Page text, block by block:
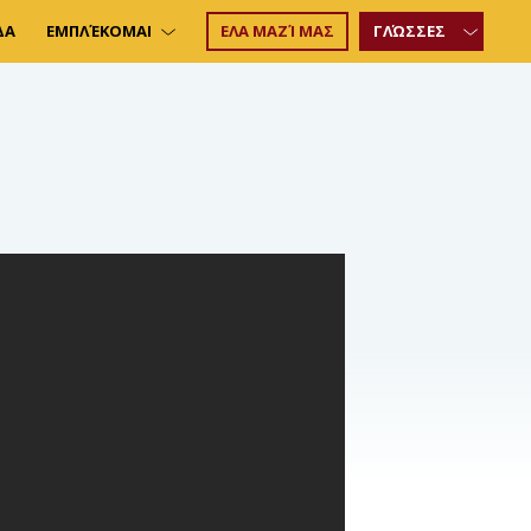
ΕΜΠΛΈΚΟΜΑΙ ΕΛΑ ΜΑΖΊ ΜΑΣ ΓΛΏΣΣΕΣ